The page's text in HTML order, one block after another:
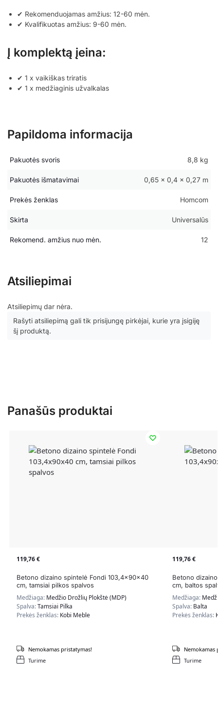
✔ Rekomenduojamas amžius: 12-60 mėn.
✔ Kvalifikuotas amžius: 9-60 mėn.
Į komplektą įeina:
✔ 1 x vaikiškas triratis
✔ 1 x medžiaginis užvalkalas
Papildoma informacija
Pakuotės svoris 8,8 kg
Pakuotės išmatavimai 0,65 × 0,4 × 0,27 m
Prekės ženklas Homcom
Skirta Universalūs
Rekomend. amžius nuo mėn. 12
Atsiliepimai
Atsiliepimų dar nėra.
Rašyti atsiliepimą gali tik prisijungę pirkėjai, kurie yra įsigiję
šį produktą.
Panašūs produktai
119,76€
Betono dizaino spintelė Fondi 103,4x90x40
cm, tamsiai pilkos spalvos
Medžiaga: Medžio Drožlių Plokštė (MDP)
Spalva:Tamsiai Pilka
Prekės ženklas: Kobi Meble
Turime
Nemokamas pristatymas!
119,76€
Betono
cm, baltos
Medžiaga:
Spalva: Balta
Prekės ženklas:
Turime
Nemokamas